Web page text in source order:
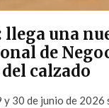
llega una
de
calzado
y 30 de junio de 2026